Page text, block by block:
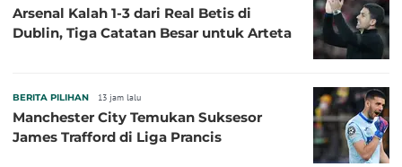
Arsenal Kalah 1-3 dari Real Betis di
Dublin, Tiga Catatan Besar untuk Arteta
BERITA PILIHAN 13 jam lalu
Manchester City Temukan Suksesor
James Trafford di Liga Prancis